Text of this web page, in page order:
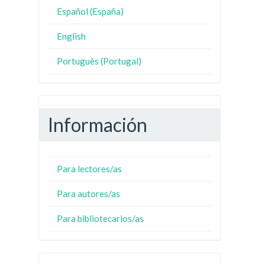
Español (España)
English
Português (Portugal)
Información
Para lectores/as
Para autores/as
Para bibliotecarios/as